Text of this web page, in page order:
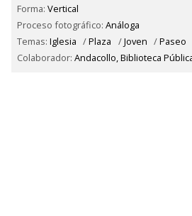
Forma: Vertical
Proceso fotográfico: Análoga
Temas: Iglesia /Plaza /Joven /Paseo
Colaborador: Andacollo, Biblioteca